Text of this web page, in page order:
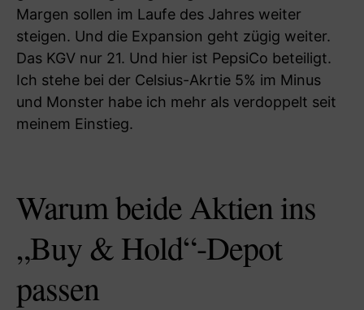
Margen sollen im Laufe des Jahres weiter
steigen. Und die Expansion geht zügig weiter.
Das KGV nur 21. Und hier ist PepsiCo beteiligt.
Ich stehe bei der Celsius-Akrtie 5% im Minus
und Monster habe ich mehr als verdoppelt seit
meinem Einstieg.
Warum beide Aktien ins
„Buy & Hold“-Depot
passen